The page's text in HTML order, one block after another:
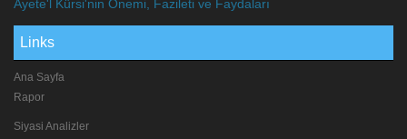
Ayete'l Kürsi'nin Önemi, Fazileti ve Faydaları
Links
Ana Sayfa
Rapor
Siyasi Analizler